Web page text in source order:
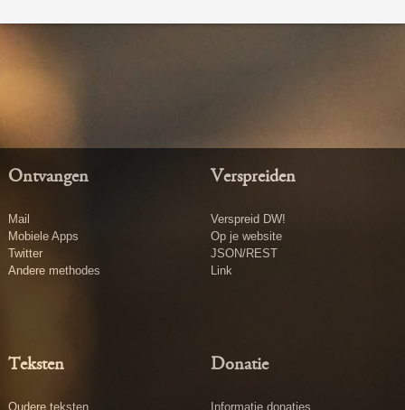
Ontvangen
Mail
Mobiele Apps
Twitter
Andere methodes
Verspreiden
Verspreid DW!
Op je website
JSON/REST
Link
Teksten
Oudere teksten
Donatie
Informatie donaties